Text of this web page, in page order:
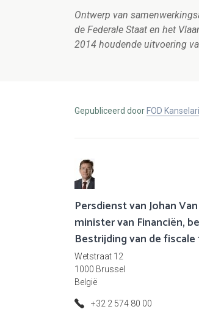
Ontwerp van
de Federale Staat en het
2014 houdende uitvoering
Gepubliceerd door FOD
Persdienst van Johan
minister van Financiën,
Bestrijding van de
Wetstraat 12
1000 Brussel
België
+32 2 574 80 00